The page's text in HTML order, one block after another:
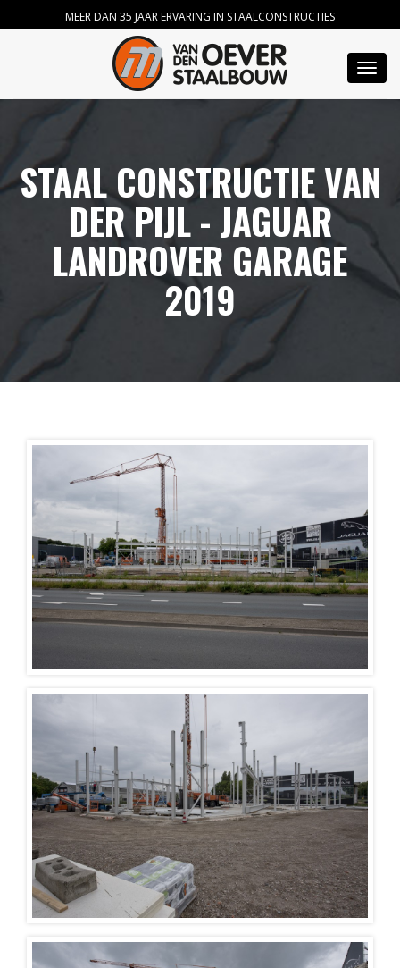
MEER DAN 35 JAAR ERVARING IN STAALCONSTRUCTIES
STAAL CONSTRUCTIE VAN
DER PIJL - JAGUAR
LANDROVER GARAGE
2019